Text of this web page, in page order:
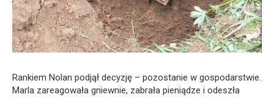
Rankiem Nolan podjął decyzję – pozostanie w gospodarstwie.
Marla zareagowała gniewnie, zabrała pieniądze i odeszła